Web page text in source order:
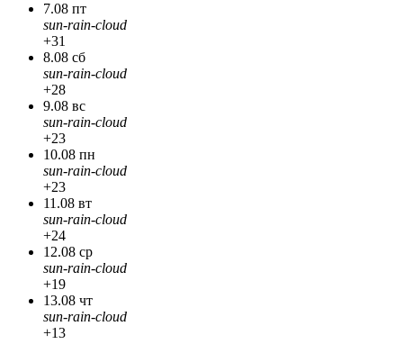
7.08 пт
sun-rain-cloud
+31
8.08 сб
sun-rain-cloud
+28
9.08 вс
sun-rain-cloud
+23
10.08 пн
sun-rain-cloud
+23
11.08 вт
sun-rain-cloud
+24
12.08 ср
sun-rain-cloud
+19
13.08 чт
sun-rain-cloud
+13